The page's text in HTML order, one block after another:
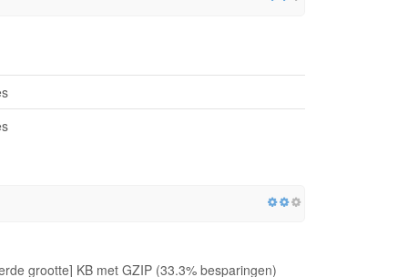
grootte] KB met GZIP (33.3% besparingen)